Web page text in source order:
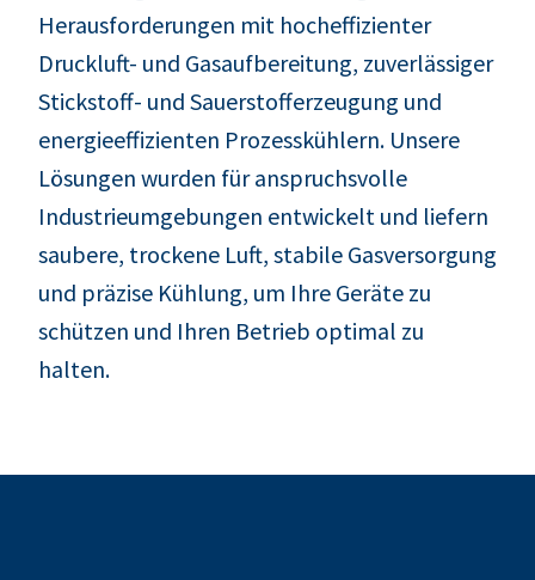
Herausforderungen mit hocheffizienter
Druckluft- und Gasaufbereitung, zuverlässiger
Stickstoff- und Sauerstofferzeugung und
energieeffizienten Prozesskühlern. Unsere
Lösungen wurden für anspruchsvolle
Industrieumgebungen entwickelt und liefern
saubere, trockene Luft, stabile Gasversorgung
und präzise Kühlung, um Ihre Geräte zu
schützen und Ihren Betrieb optimal zu
halten.